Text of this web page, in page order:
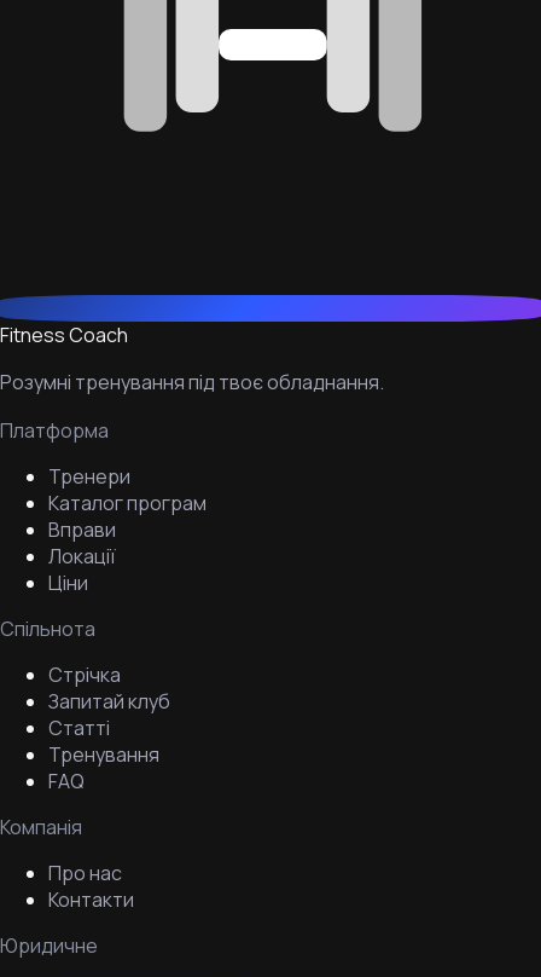
Fitness Coach
Розумні тренування під твоє обладнання.
Платформа
Тренери
Каталог програм
Вправи
Локації
Ціни
Спільнота
Стрічка
Запитай клуб
Статті
Тренування
FAQ
Компанія
Про нас
Контакти
Юридичне